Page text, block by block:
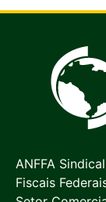
ANFFA
Fiscais